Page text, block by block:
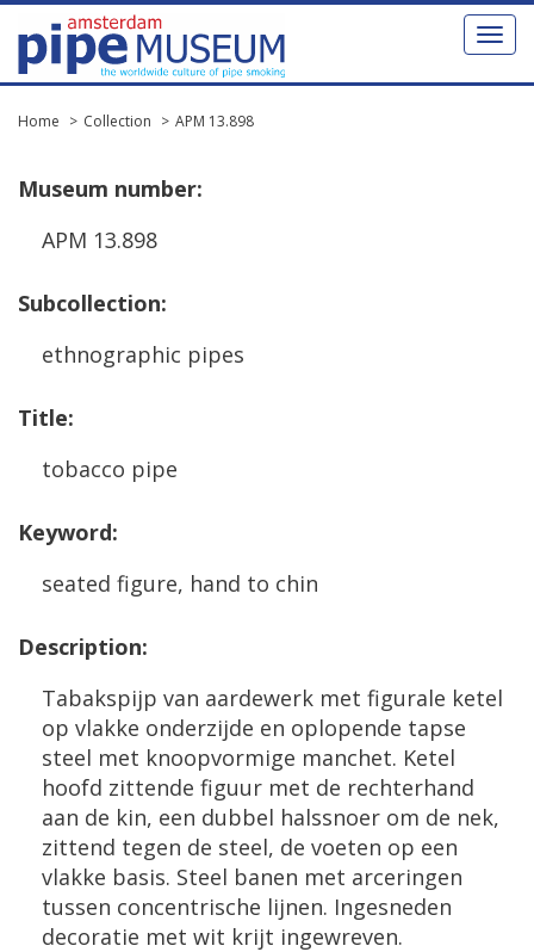
Toggle
Home Collection APM 13.898
Museum number:
APM 13.898
Subcollection:
ethnographic pipes
Title:
tobacco pipe
Keyword:
seated figure, hand to chin
Description:
Tabakspijp van aardewerk met figurale ketel
op vlakke onderzijde en oplopende tapse
steel met knoopvormige manchet. Ketel
hoofd zittende figuur met de rechterhand
aan de kin, een dubbel halssnoer om de nek,
zittend tegen de steel, de voeten op een
vlakke basis. Steel banen met arceringen
tussen concentrische lijnen. Ingesneden
decoratie met wit krijt ingewreven.